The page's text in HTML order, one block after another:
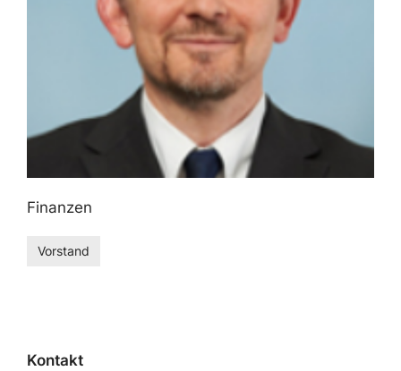
Finanzen
Vorstand
Kontakt